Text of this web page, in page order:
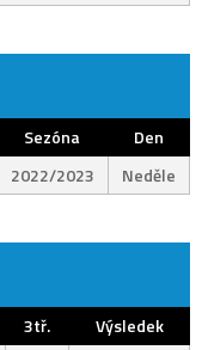
Sezóna
Den
2022/2023 Neděle
3tř.
Výsledek